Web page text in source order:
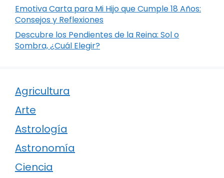
Emotiva Carta para Mi Hijo que Cumple 18 Años:
Consejos y Reflexiones
Descubre los Pendientes de la Reina: Sol o
Sombra, ¿Cuál Elegir?
Agricultura
Arte
Astrología
Astronomía
Ciencia